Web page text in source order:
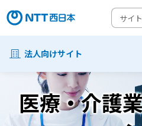
法人向けサイト
医療・介護